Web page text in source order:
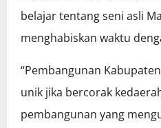
belajar tentang seni asli
menghabiskan waktu
“Pembangunan
unik jika bercorak
pembangunan yang